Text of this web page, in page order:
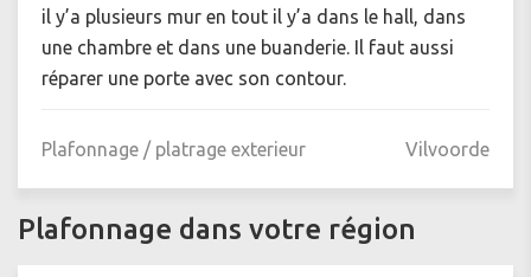
il y’a plusieurs mur en tout il y’a dans le hall, dans
une chambre et dans une buanderie. Il faut aussi
réparer une porte avec son contour.
Plafonnage / platrage exterieur Vilvoorde
Plafonnage dans votre région